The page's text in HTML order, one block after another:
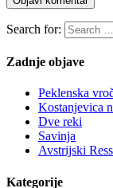
Search for:
Zadnje objave
Peklenska
Kostanjevica
Dve reki
Savinja
Avstrijski
Kategorije